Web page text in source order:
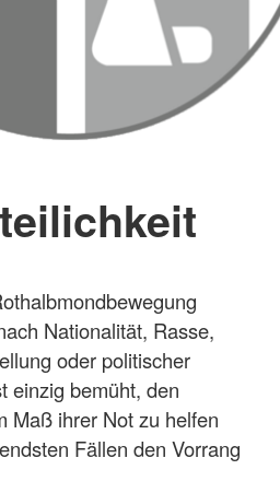
Nationalität, Rasse,
oder politischer
einzig bemüht, den
Maß ihrer Not zu helfen
Fällen den Vorrang